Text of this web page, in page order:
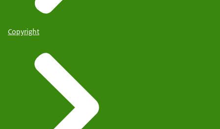
Copyright